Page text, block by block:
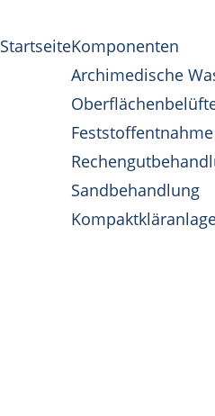
StartseiteKomponenten
Archimedische
Feststoffentnahme
Sandbehandlung